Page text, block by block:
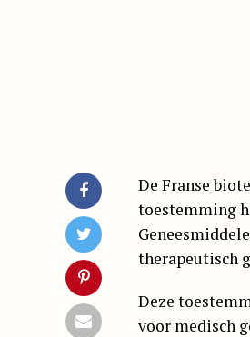
De Franse
toestemming
therapeutisch
Deze
voor medisch